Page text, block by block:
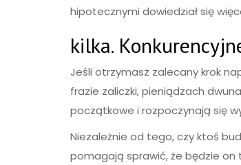
hipotecznymi dowiedział się
kilka.
Jeśli otrzymasz zalecany krok
frazie zaliczki, pieniądzach
początkowe i rozpoczynają się
Niezależnie od tego, czy ktoś
pomagają sprawić, że będzie on